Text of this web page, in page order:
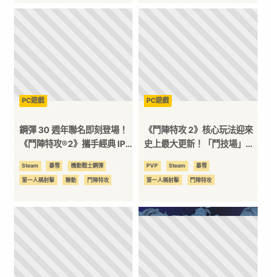
PC遊戲
鋼彈 30 週年聯名即刻登場！
《鬥陣特攻®2》攜手經典 IP
《新機動戰記鋼彈W》主題傳
奇造型
Steam 暴雪 機動戰士鋼彈
第一人稱射擊 聯動 鬥陣特攻
PC遊戲
《鬥陣特攻 2》核心玩法迎來
史上最大更新！「鬥技場」徹
PVP Steam 暴雪
第一人稱射擊 鬥陣特攻